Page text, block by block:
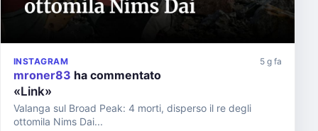
INSTAGRAM 5 g fa
mroner83 ha commentato
«Link»
Valanga sul Broad Peak: 4 morti, disperso il re degli
ottomila Nims Dai...